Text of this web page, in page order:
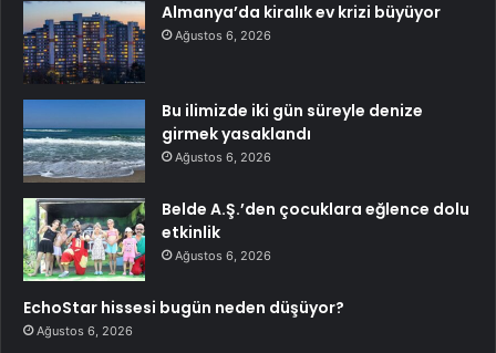
Almanya’da kiralık ev krizi büyüyor
Ağustos 6, 2026
Bu ilimizde iki gün süreyle denize
girmek yasaklandı
Ağustos 6, 2026
Belde A.Ş.’den çocuklara eğlence dolu
etkinlik
Ağustos 6, 2026
EchoStar hissesi bugün neden düşüyor?
Ağustos 6, 2026